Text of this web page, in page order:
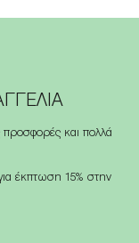
προσφορές και πολλά
έκπτωση 15% στην